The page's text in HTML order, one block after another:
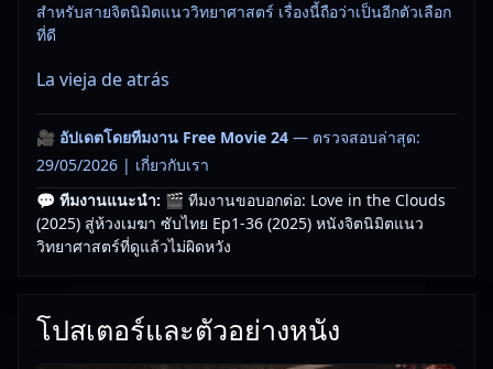
สำหรับสายจิตนิมิตแนววิทยาศาสตร์ เรื่องนี้ถือว่าเป็นอีกตัวเลือก
ที่ดี
La vieja de atrás
🎥 อัปเดตโดยทีมงาน Free Movie 24 — ตรวจสอบล่าสุด:
29/05/2026 | เกี่ยวกับเรา
💬 ทีมงานแนะนำ: 🎬 ทีมงานขอบอกต่อ: Love in the Clouds
(2025) สู่ห้วงเมฆา ซับไทย Ep1-36 (2025) หนังจิตนิมิตแนว
วิทยาศาสตร์ที่ดูแล้วไม่ผิดหวัง
โปสเตอร์และตัวอย่างหนัง